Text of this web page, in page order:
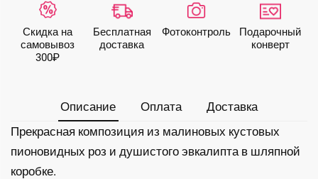
премиальных
пионовидных
розСкидка на
самовывоз
300₽
Бесплатная
доставка
Фото­контроль
Подарочный
конверт
Описание Оплата
Доставка
Прекрасная композиция из малиновых кустовых
пионовидных роз и душистого эвкалипта в шляпной
коробке.